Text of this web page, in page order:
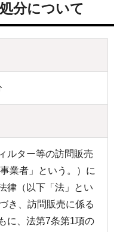
分について
ルター等の訪問販売
業者」という。）に
律（以下「法」とい
き、訪問販売に係る
に、法第7条第1項の